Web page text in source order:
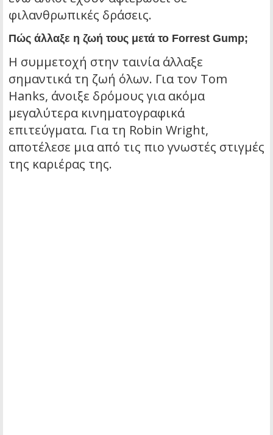
φιλανθρωπικές δράσεις.
Πώς άλλαξε η ζωή τους μετά το Forrest Gump;
Η συμμετοχή στην ταινία άλλαξε
σημαντικά τη ζωή όλων. Για τον Tom
Hanks, άνοιξε δρόμους για ακόμα
μεγαλύτερα κινηματογραφικά
επιτεύγματα. Για τη Robin Wright,
αποτέλεσε μια από τις πιο γνωστές στιγμές
της καριέρας της.